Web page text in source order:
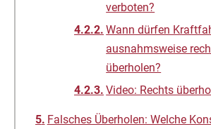
verboten?
Wann dürfen
ausnahmsweise
überholen?
Video: Rechts
Falsches Überholen: Welche